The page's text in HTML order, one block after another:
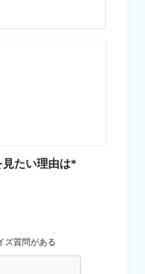
見たい理由は*
ズ質問がある